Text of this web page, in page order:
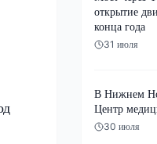
открытие
конца года
31 июля
В Нижнем
Центр
30 июля